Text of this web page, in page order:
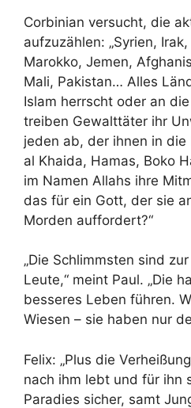
Corbinian versucht, die
aufzuzählen: „Syrien,
Marokko, Jemen,
Mali, Pakistan… Alles
Islam herrscht oder an
treiben Gewalttäter ihr
jeden ab, der ihnen in
al Khaida, Hamas, Boko
im Namen Allahs ihre
das für ein Gott, der sie
Morden auffordert?“
„Die Schlimmsten sind
Leute,“ meint Paul. „Die
besseres Leben führen.
Wiesen – sie haben nur
Felix: „Plus die
nach ihm lebt und für ihn
Paradies sicher, samt